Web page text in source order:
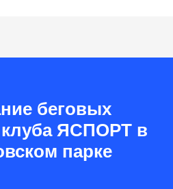
беговых
клуба ЯСПОРТ в
парке